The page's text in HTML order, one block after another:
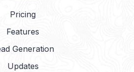
Pricing
Features
Generation
Updates